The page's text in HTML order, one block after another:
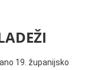
19. županijsko